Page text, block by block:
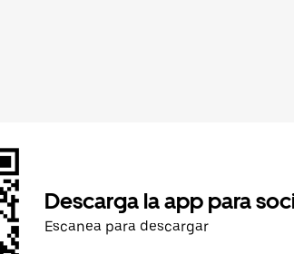
Descarga la app para
Escanea para descargar